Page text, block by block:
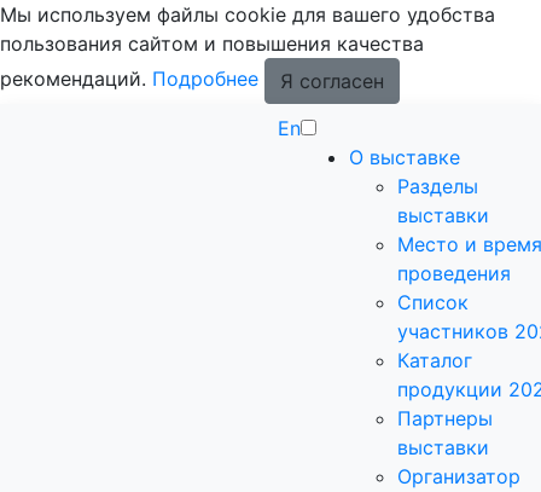
Мы используем файлы cookie для вашего удобства
пользования сайтом и повышения качества
рекомендаций. Подробнее
Я согласен
En
О выставке
Разделы
выставки
Место и время
проведения
Список
участников
Каталог
продукции
Партнеры
выставки
Организатор